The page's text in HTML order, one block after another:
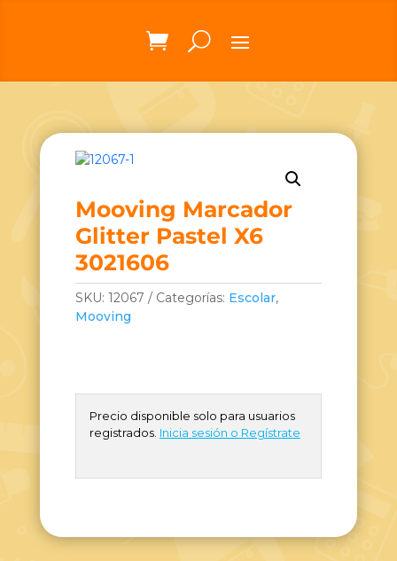
Mooving Marcador
Glitter Pastel X6
3021606
SKU: 12067 Categorías: Escolar,
Mooving
Precio disponible solo para usuarios
registrados. Inicia sesión o Regístrate